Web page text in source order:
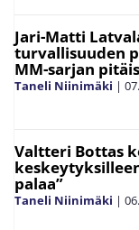
Jari-Matti
turvallisuuden
MM-sarjan
Taneli Niinimäki |
Valtteri Bottas
palaa”
Taneli Niinimäki |